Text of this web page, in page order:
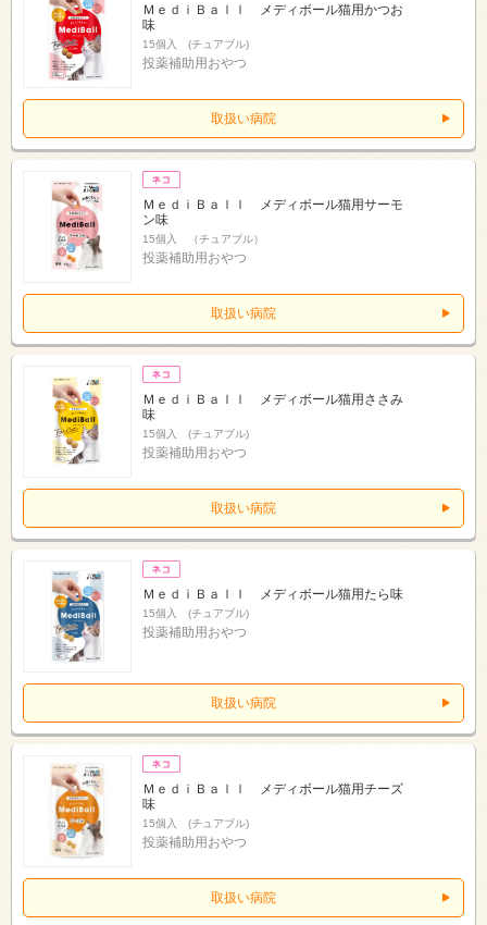
ＭｅｄｉＢａｌｌ メディボール猫用かつお
味
15個入 (チュアブル)
投薬補助用おやつ
取扱い病院
ＭｅｄｉＢａｌｌ メディボール猫用サーモ
ン味
15個入 （チュアブル）
投薬補助用おやつ
取扱い病院
ＭｅｄｉＢａｌｌ メディボール猫用ささみ
味
15個入 (チュアブル)
投薬補助用おやつ
取扱い病院
ＭｅｄｉＢａｌｌ メディボール猫用たら味
15個入 (チュアブル)
投薬補助用おやつ
取扱い病院
ＭｅｄｉＢａｌｌ メディボール猫用チーズ
味
15個入 (チュアブル)
投薬補助用おやつ
取扱い病院